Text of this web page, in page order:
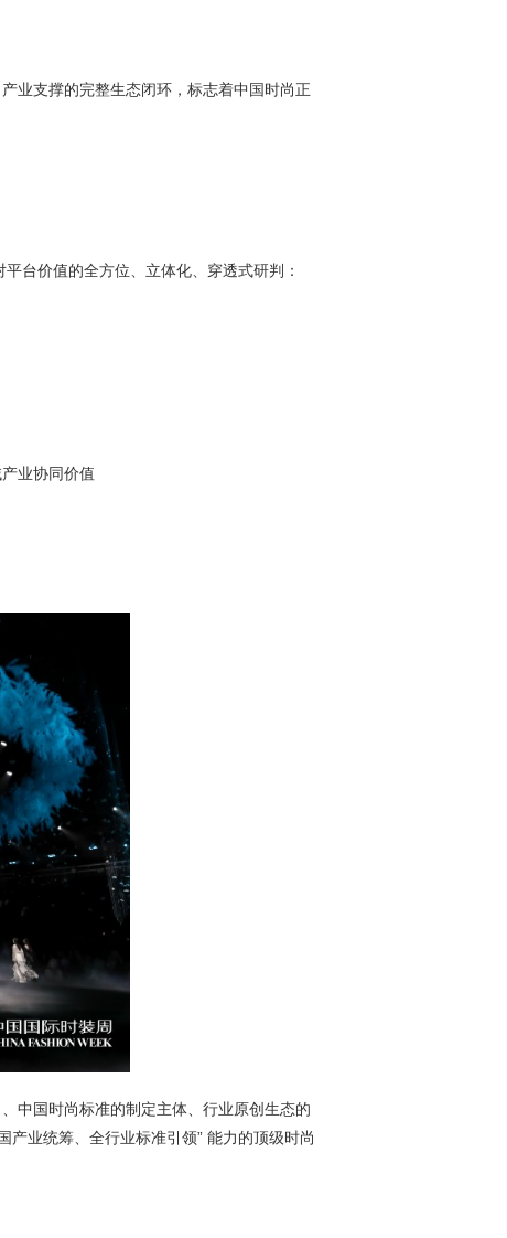
业支撑的完整生态闭环，标志着中国时尚正
台价值的全方位、立体化、穿透式研判：
业协同价值
中国时尚标准的制定主体、行业原创生态的
业统筹、全行业标准引领” 能力的顶级时尚